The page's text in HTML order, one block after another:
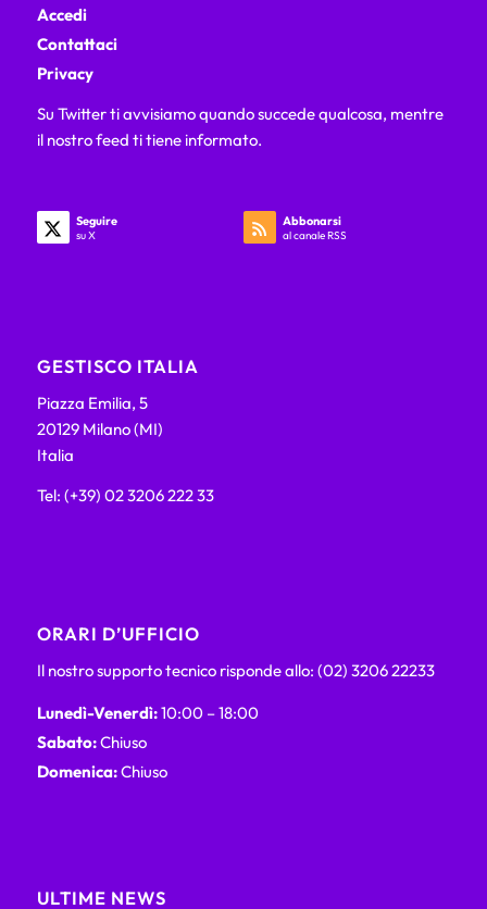
Accedi
Contattaci
Privacy
Su Twitter ti avvisiamo quando succede qualcosa, mentre
il nostro feed ti tiene informato.
Seguire
su X
Abbonarsi
al canale RSS
GESTISCO ITALIA
Piazza Emilia, 5
20129 Milano (MI)
Italia
Tel: (+39) 02 3206 222 33
ORARI D’UFFICIO
Il nostro supporto tecnico risponde allo: (02) 3206 22233
Lunedì-Venerdì:10:00 – 18:00
Sabato:Chiuso
Domenica:Chiuso
ULTIME NEWS